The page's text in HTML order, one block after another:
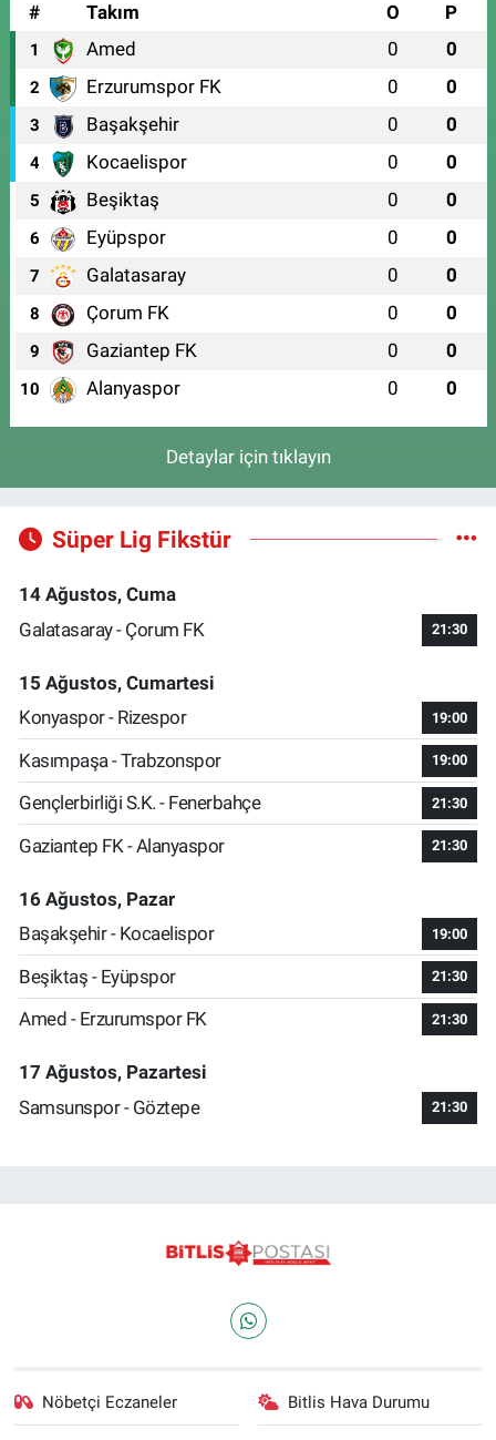
#
Takım O P
1 Amed 0 0
2 Erzurumspor FK 0 0
3 Başakşehir 0 0
4 Kocaelispor 0 0
5 Beşiktaş 0 0
6 Eyüpspor 0 0
7 Galatasaray 0 0
8 Çorum FK 0 0
9 Gaziantep FK 0 0
10 Alanyaspor 0 0
Detaylar için tıklayın
Süper Lig Fikstür
14 Ağustos, Cuma
Galatasaray - Çorum FK
21:30
15 Ağustos, Cumartesi
Konyaspor - Rizespor
19:00
Kasımpaşa - Trabzonspor 19:00
Gençlerbirliği S.K. - Fenerbahçe 21:30
Gaziantep FK - Alanyaspor 21:30
16 Ağustos, Pazar
Başakşehir - Kocaelispor
19:00
Beşiktaş - Eyüpspor 21:30
Amed - Erzurumspor FK 21:30
17 Ağustos, Pazartesi
Samsunspor - Göztepe
21:30
Nöbetçi Eczaneler Bitlis Hava Durumu